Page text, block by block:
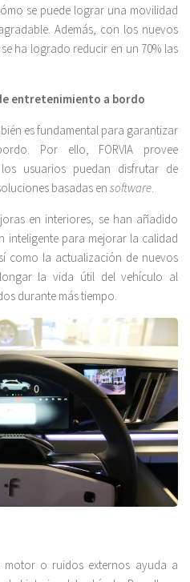
se puede lograr una movilidad
Además, con los nuevos
ha logrado reducir en un 70% las
entretenimiento a bordo
es fundamental para garantizar
Por ello, FORVIA provee
usuarios puedan disfrutar de
basadas en software.
en interiores, se han añadido
inteligente para mejorar la calidad
como la actualización de nuevos
la vida útil del vehículo al
durante más tiempo.
o ruidos externos ayuda a